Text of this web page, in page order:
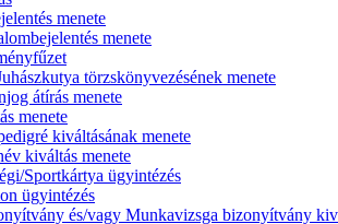
menete
menete
törzskönyvezésének menete
átírás menete
menete
kiváltásának menete
kiváltás menete
Sportkártya ügyintézés
ügyintézés
és/vagy Munkavizsga bizonyítvány